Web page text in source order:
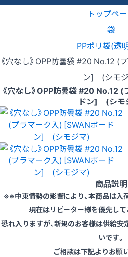
トップペ
袋
PPポリ袋(透
《穴なし》OPP防曇袋 #20 No.12 (
ン] (シモ
《穴なし》OPP防曇袋 #20 No.12
ドン] (シモ
商品説明
※※中東情勢の影響により、本商品は入
現在はリピーター様を優先して
恐れ入りますが、新規のお客様は供給
いです。
ご相談は下記よりお願